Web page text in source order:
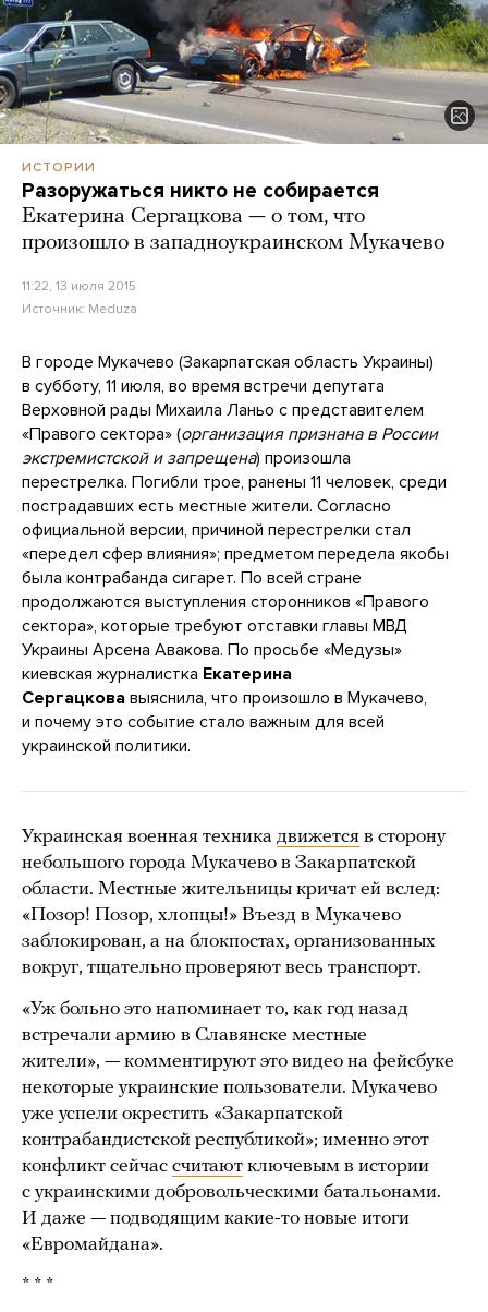
ИСТОРИИ
Разоружаться никто не собирается
Екатерина Сергацкова — о том, что
произошло в западноукраинском Мукачево
11:22, 13 июля 2015
Источник: Meduza
В городе Мукачево (Закарпатская область Украины)
в субботу, 11 июля, во время встречи депутата
Верховной рады Михаила Ланьо с представителем
«Правого сектора» (организация признана в России
экстремистской и запрещена) произошла
перестрелка. Погибли трое, ранены 11 человек, среди
пострадавших есть местные жители. Согласно
официальной версии, причиной перестрелки стал
«передел сфер влияния»; предметом передела якобы
была контрабанда сигарет. По всей стране
продолжаются выступления сторонников «Правого
сектора», которые требуют отставки главы МВД
Украины Арсена Авакова. По просьбе «Медузы»
киевская журналистка Екатерина
Сергацкова выяснила, что произошло в Мукачево,
и почему это событие стало важным для всей
украинской политики.
Украинская военная техника движется в сторону
небольшого города Мукачево в Закарпатской
области. Местные жительницы кричат ей вслед:
«Позор! Позор, хлопцы!» Въезд в Мукачево
заблокирован, а на блокпостах, организованных
вокруг, тщательно проверяют весь транспорт.
«Уж больно это напоминает то, как год назад
встречали армию в Славянске местные
жители», — комментируют это видео на фейсбуке
некоторые украинские пользователи. Мукачево
уже успели окрестить «Закарпатской
контрабандистской республикой»; именно этот
конфликт сейчас считают ключевым в истории
с украинскими добровольческими батальонами.
И даже — подводящим какие-то новые итоги
«Евромайдана».
* * *